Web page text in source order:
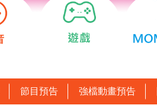
節目預告 強檔動畫預告